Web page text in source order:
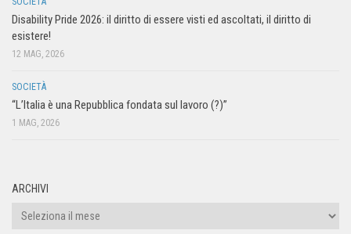
Disability Pride 2026: il diritto di essere visti ed ascoltati, il diritto di
esistere!
12 MAG, 2026
SOCIETÀ
“L’Italia è una Repubblica fondata sul lavoro (?)”
1 MAG, 2026
ARCHIVI